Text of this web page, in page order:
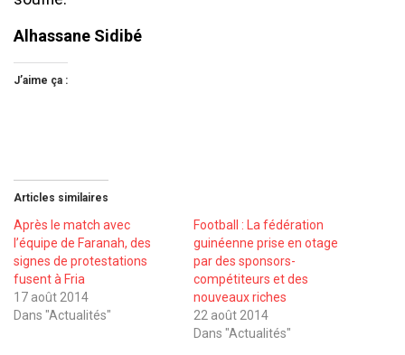
Alhassane Sidibé
J’aime ça :
Articles similaires
Après le match avec
l’équipe de Faranah, des
signes de protestations
fusent à Fria
17 août 2014
Dans "Actualités"
Football : La fédération
guinéenne prise en otage
par des sponsors-
compétiteurs et des
nouveaux riches
22 août 2014
Dans "Actualités"